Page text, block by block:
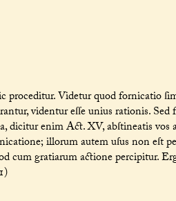
proceditur. Videtur quod fornicatio
videntur eſſe unius rationis.
dicitur enim Act. XV, abſtineatis
illorum autem uſus non
cum gratiarum actione percipitur.